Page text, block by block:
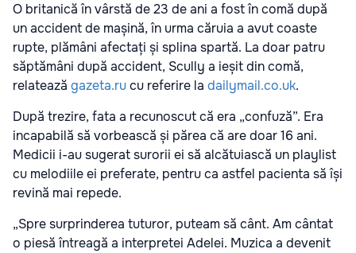
O britanică în vârstă de 23 de ani a fost în comă după
un accident de mașină, în urma căruia a avut coaste
rupte, plămâni afectați și splina spartă. La doar patru
săptămâni după accident, Scully a ieșit din comă,
relatează gazeta.rucu referire la dailymail.co.uk.
După trezire, fata a recunoscut că era „confuză”. Era
incapabilă să vorbească și părea că are doar 16 ani.
Medicii i-au sugerat surorii ei să alcătuiască un playlist
cu melodiile ei preferate, pentru ca astfel pacienta să își
revină mai repede.
„Spre surprinderea tuturor, puteam să cânt. Am cântat
o piesă întreagă a interpretei Adelei. Muzica a devenit